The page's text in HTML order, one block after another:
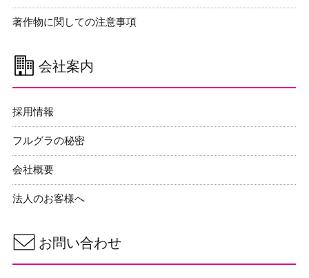
著作物に関しての注意事項
会社案内
採用情報
フルグラの秘密
会社概要
法人のお客様へ
お問い合わせ